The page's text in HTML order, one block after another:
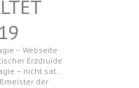
– Webseite
Erzdruide
– nicht sat…
der